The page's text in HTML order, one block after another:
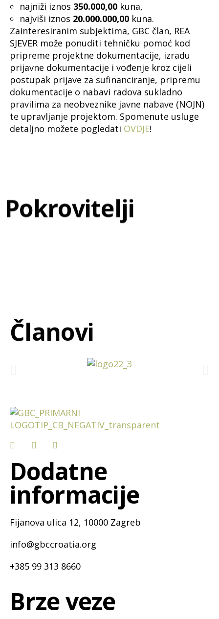
najniži iznos 350.000,00 kuna,
najviši iznos 20.000.000,00 kuna.
Zainteresiranim subjektima, GBC član, REA
SJEVER može ponuditi tehničku pomoć kod
pripreme projektne dokumentacije, izradu
prijavne dokumentacije i vođenje kroz cijeli
postupak prijave za sufinanciranje, pripremu
dokumentacije o nabavi radova sukladno
pravilima za neobveznike javne nabave (NOJN)
te upravljanje projektom. Spomenute usluge
detaljno možete pogledati OVDJE!
Pokrovitelji
Članovi
Dodatne
informacije
Fijanova ulica 12, 10000 Zagreb
info@gbccroatia.org
+385 99 313 8660
Brze veze